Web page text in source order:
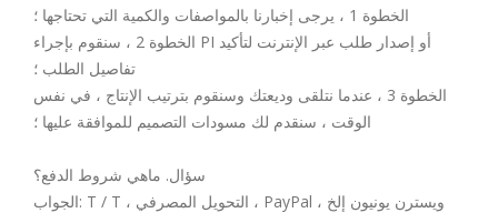
الخطوة 1 ، يرجى إخبارنا بالمواصفات والكمية التي تحتاجها ؛
الخطوة 2 ، سنقوم بإجراء PI أو إصدار طلب عبر الإنترنت لتأكيد
تفاصيل الطلب ؛
الخطوة 3 ، عندما نتلقى وديعتك وسنقوم بترتيب الإنتاج ، في نفس
الوقت ، سنقدم لك مسودات التصميم للموافقة عليها ؛
سؤال. ماهي شروط الدفع؟
الجواب: T / T ، التحويل المصرفي ، PayPal ، ويسترن يونيون إلخ